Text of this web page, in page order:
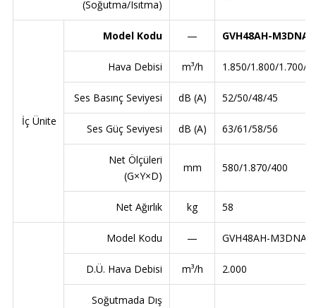
(Soğutma/Isıtma)
İç Ünite
Model Kodu — GVH48AH-
Hava Debisi m³/h 1.850/1.800/1.700/
Ses Basınç Seviyesi dB (A) 52/50/48/45
Ses Güç Seviyesi dB (A) 63/61/58/56
Net Ölçüleri
(G×Y×D)
mm 580/1.870/400
Net Ağırlık kg 58
Model Kodu — GVH48AH-
D.Ü. Hava Debisi m³/h 2.000
Soğutmada Dış